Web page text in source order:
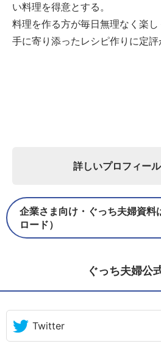
い料理を得意とする。
料理を作る方が毎日無理なく楽
手に寄り添ったレシピ作りに定評
詳しいプロフィー
企業さま向け・ぐっち夫婦資料
ロード）
ぐっち夫婦公
Twitter